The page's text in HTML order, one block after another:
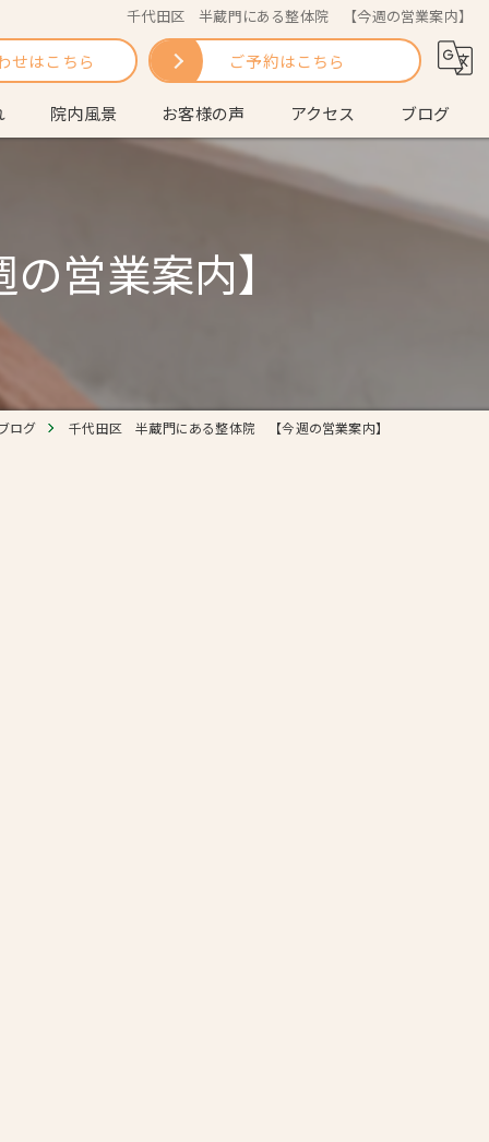
千代田区 半蔵門にある整体院 【今週の営業案内】
せはこちら ご予約はこちら
院内風景 お客様の声 アクセス ブログ
営業案内】
ログ 千代田区 半蔵門にある整体院 【今週の営業案内】